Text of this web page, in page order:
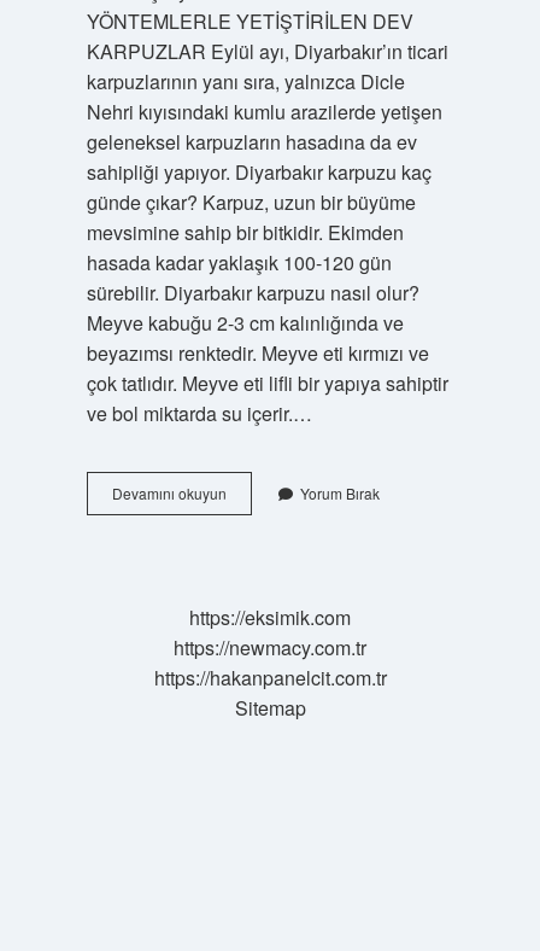
YÖNTEMLERLE YETİŞTİRİLEN DEV
KARPUZLAR Eylül ayı, Diyarbakır’ın ticari
karpuzlarının yanı sıra, yalnızca Dicle
Nehri kıyısındaki kumlu arazilerde yetişen
geleneksel karpuzların hasadına da ev
sahipliği yapıyor. Diyarbakır karpuzu kaç
günde çıkar? Karpuz, uzun bir büyüme
mevsimine sahip bir bitkidir. Ekimden
hasada kadar yaklaşık 100-120 gün
sürebilir. Diyarbakır karpuzu nasıl olur?
Meyve kabuğu 2-3 cm kalınlığında ve
beyazımsı renktedir. Meyve eti kırmızı ve
çok tatlıdır. Meyve eti lifli bir yapıya sahiptir
ve bol miktarda su içerir.…
Devamını okuyunDiyarbakır
Karpuzu
Yorum Bırak
https://eksimik.com
https://newmacy.com.tr
https://hakanpanelcit.com.tr
Sitemap